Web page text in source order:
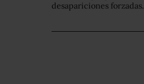
desapariciones forzadas.